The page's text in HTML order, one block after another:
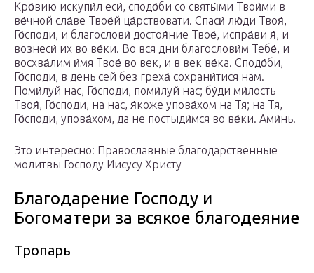
Кро́вию искупи́л еси́, сподо́би со святы́ми Твои́ми в
ве́чной сла́ве Твое́й ца́рствовати. Спаси́ лю́ди Твоя́,
Го́споди, и благослови́ достоя́ние Твое́, испра́ви я́, и
вознеси́ их во ве́ки. Во вся дни благослови́м Тебе́, и
восхва́лим и́мя Твое́ во век, и в век ве́ка. Сподо́би,
Го́споди, в день сей без греха́ сохрани́тися нам.
Поми́луй нас, Го́споди, поми́луй нас; бу́ди ми́лость
Твоя́, Го́споди, на нас, я́коже упова́хом на Тя; на Тя,
Го́споди, упова́хом, да не постыди́мся во ве́ки. Ами́нь.
Это интересно: Православные благодарственные
молитвы Господу Иисусу Христу
Благодарение Господу и
Богоматери за всякое благодеяние
Тропарь